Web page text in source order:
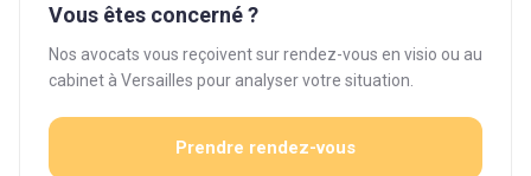
Vous êtes concerné ?
Nos avocats vous reçoivent sur rendez-vous en visio ou au
cabinet à Versailles pour analyser votre situation.
Prendre rendez-vous